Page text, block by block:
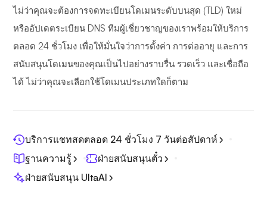
ไม่ว่าคุณจะต้องการจดทะเบียนโดเมนระดับบนสุด (TLD) ใหม่
หรืออัปเดตระเบียน DNS ทีมผู้เชี่ยวชาญของเราพร้อมให้บริการ
ตลอด 24 ชั่วโมง เพื่อให้มั่นใจว่าการตั้งค่า การต่ออายุ และการ
สนับสนุนโดเมนของคุณเป็นไปอย่างราบรื่น รวดเร็ว และเชื่อถือ
ได้ ไม่ว่าคุณจะเลือกใช้โดเมนประเภทใดก็ตาม
บริการแชทสดตลอด 24 ชั่วโมง 7 วันต่อสัปดาห์
ฐานความรู้
ฝ่ายสนับสนุนตั๋ว
ฝ่ายสนับสนุน UltaAI